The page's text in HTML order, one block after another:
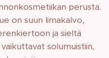
perusta.
on suun limakalvo,
ja sieltä
solumuistiin,